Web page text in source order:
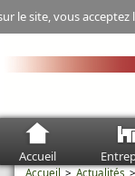
le site, vous
Accueil
Accueil
Actualités